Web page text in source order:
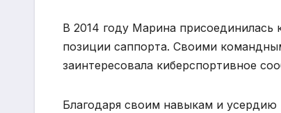
В 2014 году Марина присоединилась
позиции саппорта. Своими
заинтересовала киберспортивное
Благодаря своим навыкам и